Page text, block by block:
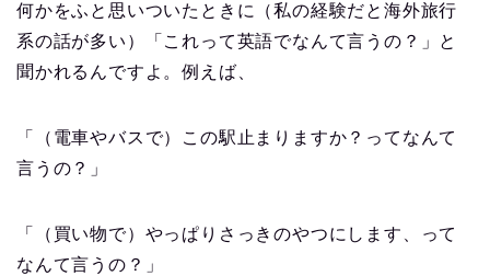
何かをふと思いついたときに（私の経験だと海外旅行
系の話が多い）「これって英語でなんて言うの？」と
聞かれるんですよ。例えば、
「（電車やバスで）この駅止まりますか？ってなんて
言うの？」
「（買い物で）やっぱりさっきのやつにします、って
なんて言うの？」